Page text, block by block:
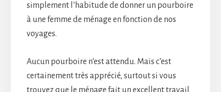
simplement l’habitude de donner un pourboire
à une femme de ménage en fonction de nos
voyages.
Aucun pourboire n’est attendu. Mais c’est
certainement très apprécié, surtout si vous
trouvez que le ménage fait un excellent travail